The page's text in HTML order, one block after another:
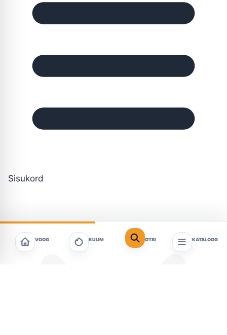
Sisukord
VOOG KUUM OTSI KATALOOG